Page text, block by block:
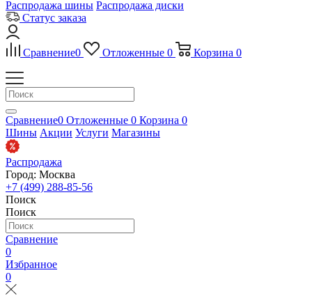
Распродажа шины Распродажа диски
Статус заказа
Сравнение0 Отложенные 0 Корзина 0
Сравнение0 Отложенные 0 Корзина 0
Шины Акции Услуги Магазины
Распродажа
Город: Москва
+7 (499) 288-85-56
Поиск
Поиск
Сравнение
0
Избранное
0